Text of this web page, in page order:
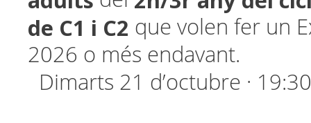
de C1 i C2 que volen fer un
2026 o més endavant.
Dimarts 21 d’octubre ·